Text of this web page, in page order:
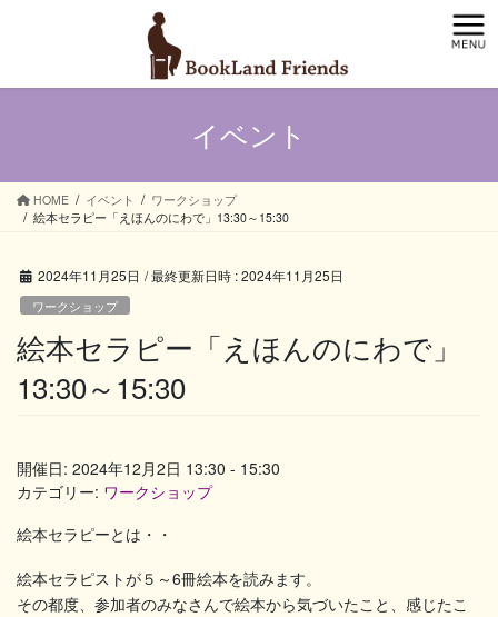
イベント
HOME イベント
ワークショップ
絵本セラピー「えほんのにわで」13:30～15:30
2024年11月25日 / 最終更新日時 :2024年11月25日
ワークショップ
絵本セラピー「えほんのにわで」
13:30～15:30
開催日: 2024年12月2日 13:30 - 15:30
カテゴリー: ワークショップ
絵本セラピーとは・・
絵本セラピストが５～6冊絵本を読みます。
その都度、参加者のみなさんで絵本から気づいたこと、感じたこ